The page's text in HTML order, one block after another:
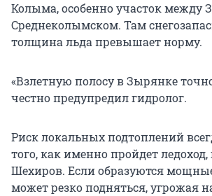
Колыма, особенно участок между
Среднеколымском. Там
толщина льда превышает норму.
«Взлетную полосу в Зырянке
честно предупредил гидролог.
Риск локальных подтоплений
того, как именно пройдет ледоход,
Шехиров. Если образуются
может резко подняться, угрожая